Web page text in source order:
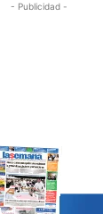
- Publicidad -